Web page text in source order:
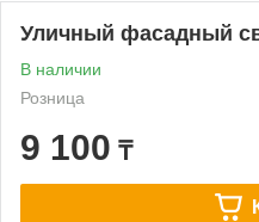
Уличный фасадный
В наличии
Розница
9 100 ₸